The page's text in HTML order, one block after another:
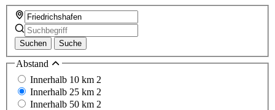
Suchen Suche
Abstand
Innerhalb 10 km 2
Innerhalb 25 km 2
Innerhalb 50 km 2